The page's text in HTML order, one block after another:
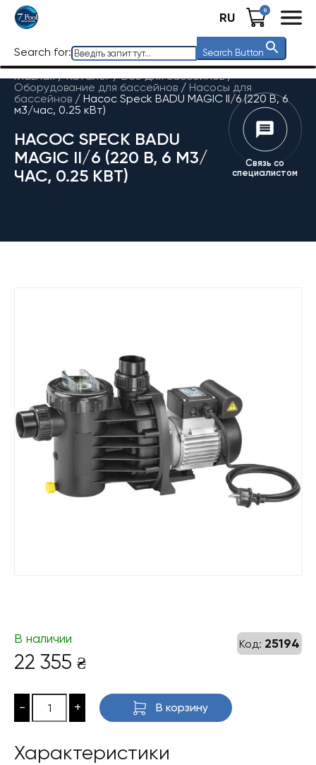
RU 0
Search for: Search Button
Главная / Каталог/Все для бассейнов/
Оборудование для бассейнов / Насосы для
бассейнов / Насос Speck BADU MAGIC II/6 (220 В, 6
м3/час, 0.25 кВт)
НАСОС SPECK BADU
MAGIC II/6 (220 В, 6 М3/
ЧАС, 0.25 КВТ)
Связь со
специалистом
Код: 25194
В наличии
22 355 ₴
- + В корзину
Характеристики